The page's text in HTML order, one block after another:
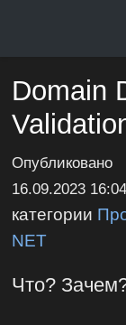
Domain
Опубликовано
16.09.2023
категории
NET
Что?